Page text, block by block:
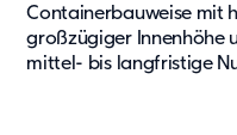
Containerbauweise mit
großzügiger Innenhöhe
mittel- bis langfristige